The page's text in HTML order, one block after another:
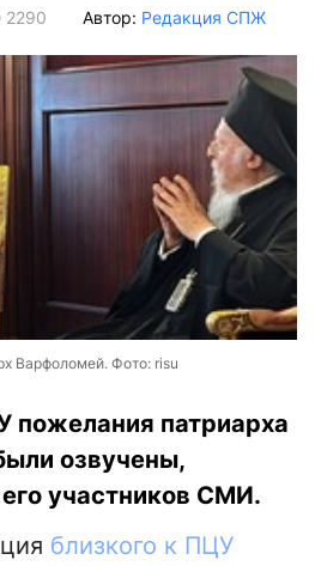
2290 Автор: Редакция СПЖ
Варфоломей. Фото: risu
пожелания патриарха
озвучены,
участников СМИ.
близкого к ПЦУ